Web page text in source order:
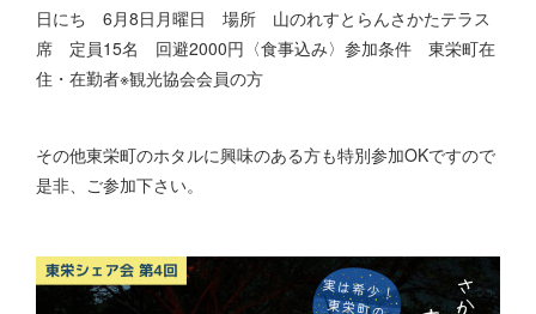
日にち 6月8日月曜日 場所 山のれすとらんさかたテラス
席 定員15名 回避2000円〈食事込み〉参加条件 東栄町在
住・在勤者※観光協会会員の方
その他東栄町のホタルに興味のある方も特別参加OKですので
是非、ご参加下さい。